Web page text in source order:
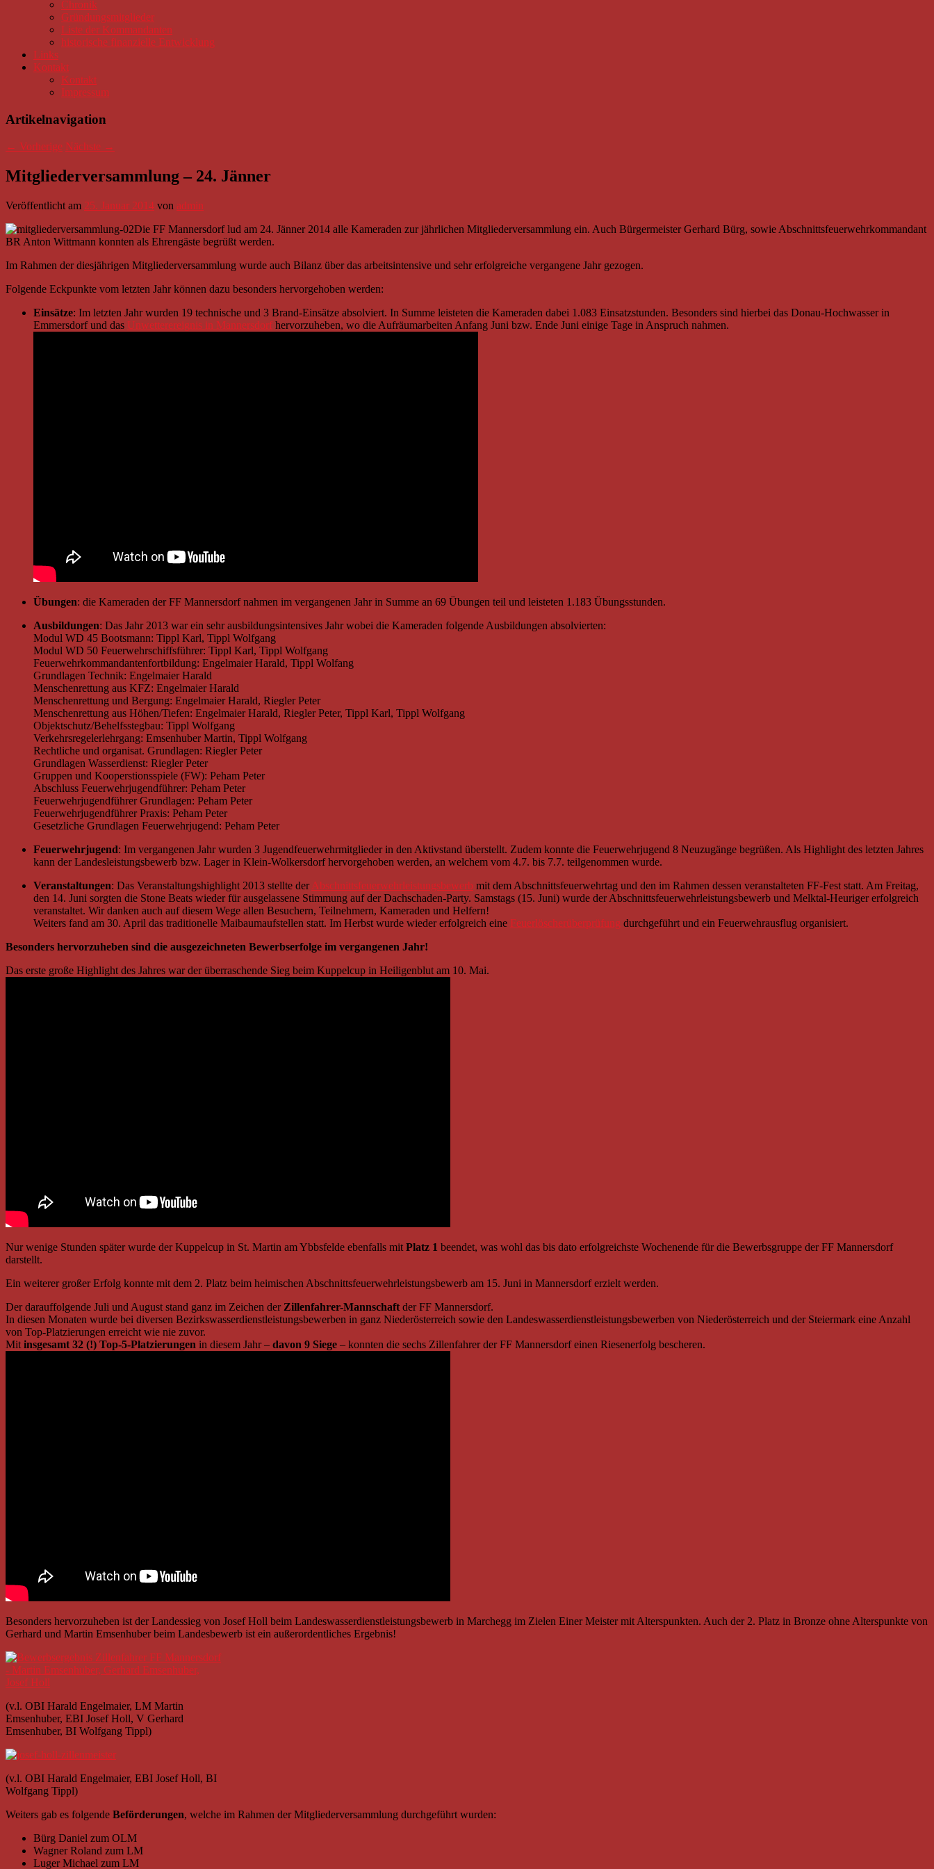
Chronik
Gründungsmitglieder
Liste der Kommandanten
historische finanzielle Entwicklung
Links
Kontakt
Kontakt
Impressum
Artikelnavigation
← Vorherige Nächste →
Mitgliederversammlung – 24. Jänner
Veröffentlicht am 25. Januar 2014 von admin
Die FF Mannersdorf lud am 24. Jänner 2014 alle Kameraden zur jährlichen Mitgliederversammlung ein. Auch Bürgermeister Gerhard Bürg, sowie Abschnittsfeuerwehrkommandant
BR Anton Wittmann konnten als Ehrengäste begrüßt werden.
Im Rahmen der diesjährigen Mitgliederversammlung wurde auch Bilanz über das arbeitsintensive und sehr erfolgreiche vergangene Jahr gezogen.
Folgende Eckpunkte vom letzten Jahr können dazu besonders hervorgehoben werden:
Einsätze: Im letzten Jahr wurden 19 technische und 3 Brand-Einsätze absolviert. In Summe leisteten die Kameraden dabei 1.083 Einsatzstunden. Besonders sind hierbei das Donau-Hochwasser in
Emmersdorf und das Unwetterereignis in Mannersdorf hervorzuheben, wo die Aufräumarbeiten Anfang Juni bzw. Ende Juni einige Tage in Anspruch nahmen.
Übungen: die Kameraden der FF Mannersdorf nahmen im vergangenen Jahr in Summe an 69 Übungen teil und leisteten 1.183 Übungsstunden.
Ausbildungen: Das Jahr 2013 war ein sehr ausbildungsintensives Jahr wobei die Kameraden folgende Ausbildungen absolvierten:
Modul WD 45 Bootsmann: Tippl Karl, Tippl Wolfgang
Modul WD 50 Feuerwehrschiffsführer: Tippl Karl, Tippl Wolfgang
Feuerwehrkommandantenfortbildung: Engelmaier Harald, Tippl Wolfang
Grundlagen Technik: Engelmaier Harald
Menschenrettung aus KFZ: Engelmaier Harald
Menschenrettung und Bergung: Engelmaier Harald, Riegler Peter
Menschenrettung aus Höhen/Tiefen: Engelmaier Harald, Riegler Peter, Tippl Karl, Tippl Wolfgang
Objektschutz/Behelfsstegbau: Tippl Wolfgang
Verkehrsregelerlehrgang: Emsenhuber Martin, Tippl Wolfgang
Rechtliche und organisat. Grundlagen: Riegler Peter
Grundlagen Wasserdienst: Riegler Peter
Gruppen und Kooperstionsspiele (FW): Peham Peter
Abschluss Feuerwehrjugendführer: Peham Peter
Feuerwehrjugendführer Grundlagen: Peham Peter
Feuerwehrjugendführer Praxis: Peham Peter
Gesetzliche Grundlagen Feuerwehrjugend: Peham Peter
Feuerwehrjugend: Im vergangenen Jahr wurden 3 Jugendfeuerwehrmitglieder in den Aktivstand überstellt. Zudem konnte die Feuerwehrjugend 8 Neuzugänge begrüßen. Als Highlight des letzten Jahres
kann der Landesleistungsbewerb bzw. Lager in Klein-Wolkersdorf hervorgehoben werden, an welchem vom 4.7. bis 7.7. teilgenommen wurde.
Veranstaltungen: Das Veranstaltungshighlight 2013 stellte der Abschnittsfeuerwehrleistungsbewerb mit dem Abschnittsfeuerwehrtag und den im Rahmen dessen veranstalteten FF-Fest statt. Am Freitag,
den 14. Juni sorgten die Stone Beats wieder für ausgelassene Stimmung auf der Dachschaden-Party. Samstags (15. Juni) wurde der Abschnittsfeuerwehrleistungsbewerb und Melktal-Heuriger erfolgreich
veranstaltet. Wir danken auch auf diesem Wege allen Besuchern, Teilnehmern, Kameraden und Helfern!
Weiters fand am 30. April das traditionelle Maibaumaufstellen statt. Im Herbst wurde wieder erfolgreich eine Feuerlöscherüberprüfung durchgeführt und ein Feuerwehrausflug organisiert.
Besonders hervorzuheben sind die ausgezeichneten Bewerbserfolge im vergangenen Jahr!
Das erste große Highlight des Jahres war der überraschende Sieg beim Kuppelcup in Heiligenblut am 10. Mai.
Nur wenige Stunden später wurde der Kuppelcup in St. Martin am Ybbsfelde ebenfalls mit Platz 1 beendet, was wohl das bis dato erfolgreichste Wochenende für die Bewerbsgruppe der FF Mannersdorf
darstellt.
Ein weiterer großer Erfolg konnte mit dem 2. Platz beim heimischen Abschnittsfeuerwehrleistungsbewerb am 15. Juni in Mannersdorf erzielt werden.
Der darauffolgende Juli und August stand ganz im Zeichen derZillenfahrer-Mannschaft der FF Mannersdorf.
In diesen Monaten wurde bei diversen Bezirkswasserdienstleistungsbewerben in ganz Niederösterreich sowie den Landeswasserdienstleistungsbewerben von Niederösterreich und der Steiermark eine Anzahl
von Top-Platzierungen erreicht wie nie zuvor.
Mit insgesamt 32 (!) Top-5-Platzierungen in diesem Jahr – davon 9 Siege – konnten die sechs Zillenfahrer der FF Mannersdorf einen Riesenerfolg bescheren.
Besonders hervorzuheben ist der Landessieg von Josef Holl beim Landeswasserdienstleistungsbewerb in Marchegg im Zielen Einer Meister mit Alterspunkten. Auch der 2. Platz in Bronze ohne Alterspunkte von
Gerhard und Martin Emsenhuber beim Landesbewerb ist ein außerordentliches Ergebnis!
(v.l. OBI Harald Engelmaier, LM Martin
Emsenhuber, EBI Josef Holl, V Gerhard
Emsenhuber, BI Wolfgang Tippl)
(v.l. OBI Harald Engelmaier, EBI Josef Holl, BI
Wolfgang Tippl)
Weiters gab es folgende Beförderungen, welche im Rahmen der Mitgliederversammlung durchgeführt wurden:
Bürg Daniel zum OLM
Wagner Roland zum LM
Luger Michael zum LM